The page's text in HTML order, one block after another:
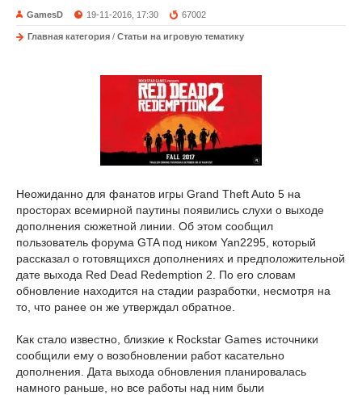
GamesD 19-11-2016, 17:30 67002
Главная категория / Статьи на игровую тематику
Неожиданно для фанатов игры Grand Theft Auto 5 на
просторах всемирной паутины появились слухи о выходе
дополнения сюжетной линии. Об этом сообщил
пользователь форума GTA под ником Yan2295, который
рассказал о готовящихся дополнениях и предположительной
дате выхода Red Dead Redemption 2. По его словам
обновление находится на стадии разработки, несмотря на
то, что ранее он же утверждал обратное.
Как стало известно, близкие к Rockstar Games источники
сообщили ему о возобновлении работ касательно
дополнения. Дата выхода обновления планировалась
намного раньше, но все работы над ним были